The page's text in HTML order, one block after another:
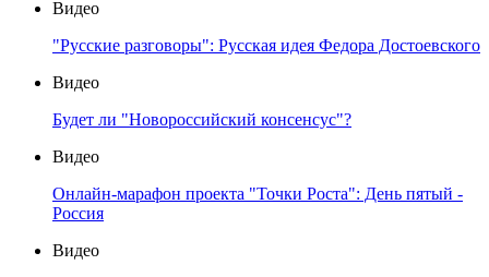
Видео
"Русские разговоры": Русская идея Федора Достоевского
Видео
Будет ли "Новороссийский консенсус"?
Видео
Онлайн-марафон проекта "Точки Роста": День пятый -
Россия
Видео